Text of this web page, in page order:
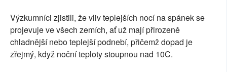
Výzkumníci zjistili, že vliv teplejších nocí na spánek se
projevuje ve všech zemích, ať už mají přirozeně
chladnější nebo teplejší podnebí, přičemž dopad je
zřejmý, když noční teploty stoupnou nad 10C.